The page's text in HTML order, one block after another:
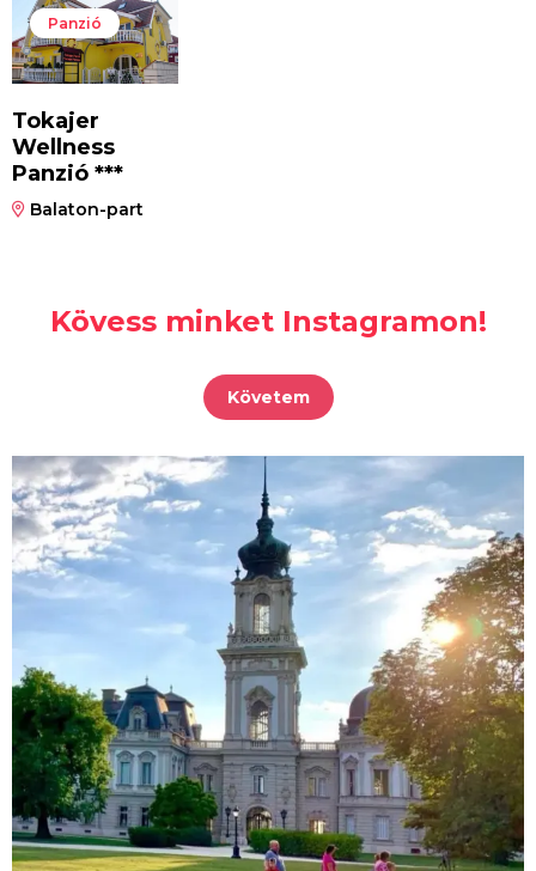
Panzió
Tokajer
Wellness
Panzió ***
Balaton-part
Kövess minket Instagramon!
Követem